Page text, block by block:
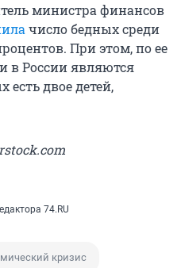
министра финансов
число бедных среди
При этом, по ее
в России являются
есть двое детей,
74.RU
кризис